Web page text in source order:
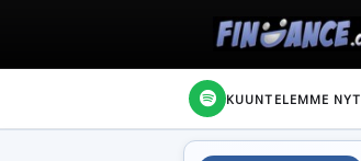
KUUNTELEMME NYT